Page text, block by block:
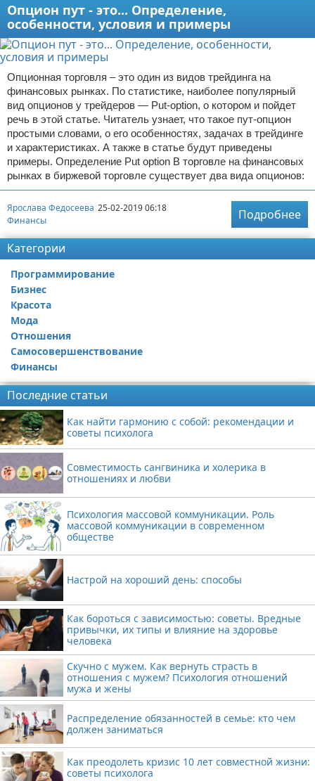
Опцион пут - это... Определение,
особенности, условия и примеры
Опционная торговля – это один из видов трейдинга на
финансовых рынках. По статистике, наиболее популярный
вид опционов у трейдеров — Put-option, о котором и пойдет
речь в этой статье. Читатель узнает, что такое пут-опцион
простыми словами, о его особенностях, задачах в трейдинге
и характеристиках. А также в статье будут приведены
примеры. Определение Put option В торговле на финансовых
рынках в биржевой торговле существует два вида опционов:
Ярослава Федосеева 25-02-2019 06:18
Финансы
Подробнее
Категории
Программирование
Бизнес
Красота
Мода
Отношения
Самосовершенствование
Финансы
Последние статьи
Как найти гармонию с собой: рекомендации и
советы психолога
Совместимость сангвиника и холерика в
отношениях и любви
Психология массовой коммуникации. Роль
массовой коммуникации в современном
обществе
Настрой на хороший день: способы
Как бороться с зависимостью: советы. Вредные
привычки, их типы и влияние на здоровье
человека
Скучно с мужем. Как вернуть страсть в
отношения с мужем? Психология отношений
мужа и жены
Распределение обязанностей в семье: кто чем
должен заниматься
Как преодолеть кризис 10 лет совместной жизни:
советы психолога